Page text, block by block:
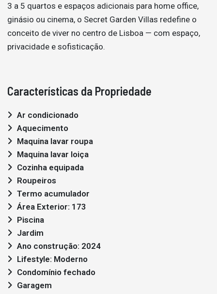
3 a 5 quartos e espaços adicionais para home office,
ginásio ou cinema, o Secret Garden Villas redefine o
conceito de viver no centro de Lisboa — com espaço,
privacidade e sofisticação.
Características da Propriedade
Ar condicionado
Aquecimento
Maquina lavar roupa
Maquina lavar loiça
Cozinha equipada
Roupeiros
Termo acumulador
Área Exterior: 173
Piscina
Jardim
Ano construção: 2024
Lifestyle: Moderno
Condomínio fechado
Garagem